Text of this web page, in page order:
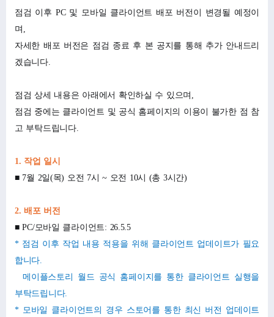
점검 이후 PC 및 모바일 클라이언트 배포 버전이 변경될 예정이
며,
자세한 배포 버전은 점검 종료 후 본 공지를 통해 추가 안내드리
겠습니다.
점검 상세 내용은 아래에서 확인하실 수 있으며,
점검 중에는 클라이언트 및 공식 홈페이지의 이용이 불가한 점 참
고 부탁드립니다.
1. 작업 일시
■ 7월 2일(목) 오전 7시 ~ 오전 10시 (총 3시간)
2. 배포 버전
■ PC/모바일 클라이언트: 26.5.5
* 점검 이후 작업 내용 적용을 위해 클라이언트 업데이트가 필요
합니다.
메이플스토리 월드 공식 홈페이지 를 통한 클라이언트 실행을
부탁드립니다.
* 모바일 클라이언트의 경우 스토어를 통한 최신 버전 업데이트